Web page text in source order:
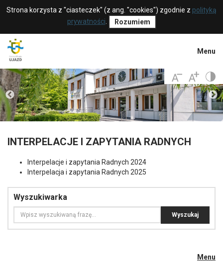
Strona korzysta z "ciasteczek" (z ang. "cookies") zgodnie z polityką
prywatności
Rozumiem
Menu
INTERPELACJE I ZAPYTANIA RADNYCH
Interpelacje i zapytania Radnych 2024
Interpelacja i zapytania Radnych 2025
Wyszukiwarka
Menu